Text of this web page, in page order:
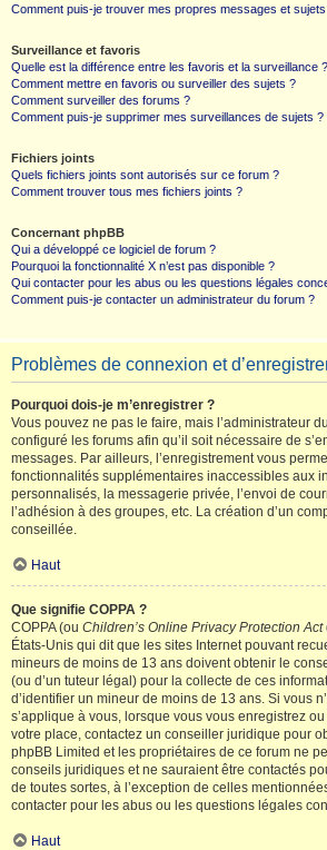
Comment puis-je trouver mes propres messages et
Surveillance et favoris
Quelle est la différence entre les favoris et la surveillance ?
Comment mettre en favoris ou surveiller des sujets ?
Comment surveiller des forums ?
Comment puis-je supprimer mes surveillances de sujets ?
Fichiers joints
Quels fichiers joints sont autorisés sur ce forum ?
Comment trouver tous mes fichiers joints ?
Concernant phpBB
Qui a développé ce logiciel de forum ?
Pourquoi la fonctionnalité X n’est pas disponible ?
Qui contacter pour les abus ou les questions légales
Comment puis-je contacter un administrateur du forum ?
Problèmes de connexion et
Pourquoi dois-je m’enregistrer ?
Vous pouvez ne pas le faire, mais l’administrateur
configuré les forums afin qu’il soit nécessaire de
messages. Par ailleurs, l’enregistrement vous
fonctionnalités supplémentaires inaccessibles aux
personnalisés, la messagerie privée, l’envoi de
l’adhésion à des groupes, etc. La création d’un
conseillée.
Haut
Que signifie COPPA ?
COPPA (ou Children’s Online Privacy Protection Act
États-Unis qui dit que les sites Internet pouvant
mineurs de moins de 13 ans doivent obtenir le
(ou d’un tuteur légal) pour la collecte de ces
d’identifier un mineur de moins de 13 ans. Si vous
s’applique à vous, lorsque vous vous enregistrez
votre place, contactez un conseiller juridique pour
phpBB Limited et les propriétaires de ce forum ne
conseils juridiques et ne sauraient être contactés
de toutes sortes, à l’exception de celles
contacter pour les abus ou les questions légales
Haut